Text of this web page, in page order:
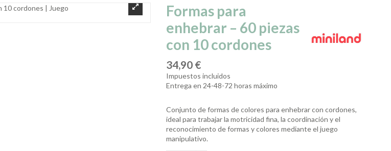
Formas para
enhebrar – 60 piezas
con 10 cordones
34,90 €
Impuestos incluidos
Entrega en 24-48-72 horas máximo
Conjunto de formas de colores para enhebrar con cordones,
ideal para trabajar la motricidad fina, la coordinación y el
reconocimiento de formas y colores mediante el juego
manipulativo.